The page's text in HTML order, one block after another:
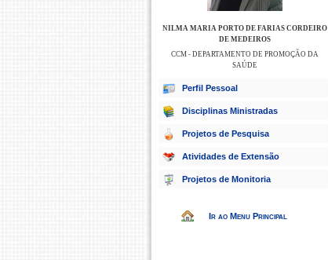
NILMA MARIA PORTO DE FARIAS CORDEIRO
DE MEDEIROS
CCM - DEPARTAMENTO DE PROMOÇÃO DA
SAÚDE
Perfil Pessoal
Disciplinas Ministradas
Projetos de Pesquisa
Atividades de Extensão
Projetos de Monitoria
Ir ao Menu Principal